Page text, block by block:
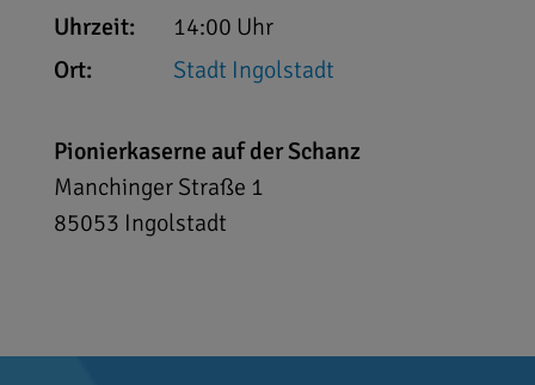
Uhrzeit:
14:00 Uhr
Ort:
Stadt Ingolstadt
Pionierkaserne auf der Schanz
Manchinger Straße 1
85053 Ingolstadt